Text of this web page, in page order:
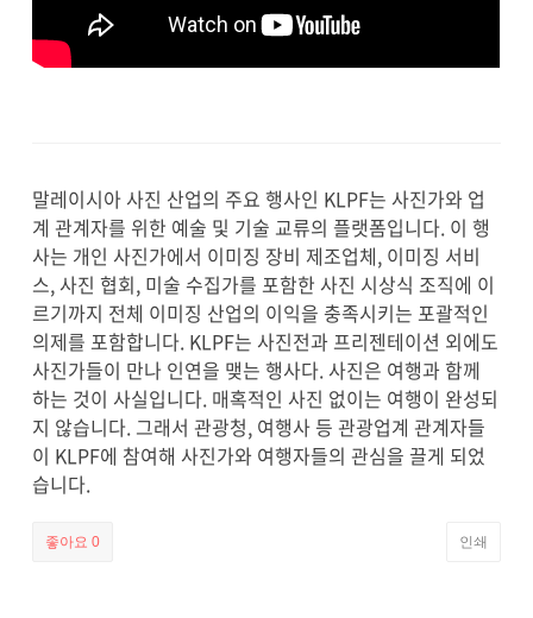
말레이시아 사진 산업의 주요 행사인 KLPF는 사진가와 업
계 관계자를 위한 예술 및 기술 교류의 플랫폼입니다. 이 행
사는 개인 사진가에서 이미징 장비 제조업체, 이미징 서비
스, 사진 협회, 미술 수집가를 포함한 사진 시상식 조직에 이
르기까지 전체 이미징 산업의 이익을 충족시키는 포괄적인
의제를 포함합니다. KLPF는 사진전과 프리젠테이션 외에도
사진가들이 만나 인연을 맺는 행사다. 사진은 여행과 함께
하는 것이 사실입니다. 매혹적인 사진 없이는 여행이 완성되
지 않습니다. 그래서 관광청, 여행사 등 관광업계 관계자들
이 KLPF에 참여해 사진가와 여행자들의 관심을 끌게 되었
습니다.
좋아요0 인쇄